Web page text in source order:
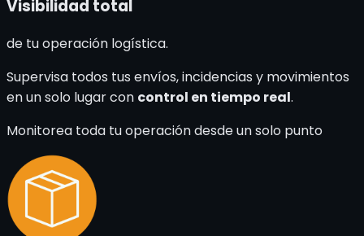
Visibilidad total
de tu operación logística.
Supervisa todos tus envíos, incidencias y movimientos
en un solo lugar con control en tiempo real.
Monitorea toda tu operación desde un solo punto